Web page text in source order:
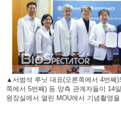
▲서범석 루닛 대표(오른쪽에서 4번째
쪽에서 5번째) 등 양측 관계자들이 14
원장실에서 열린 MOU에서 기념촬영